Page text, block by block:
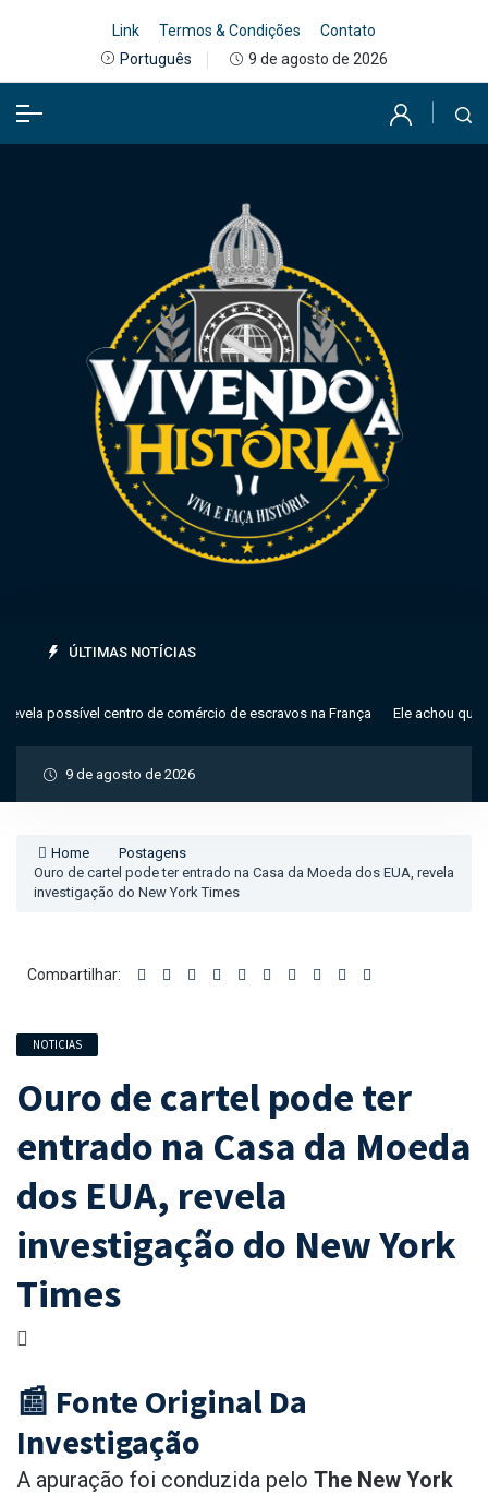
Link Termos & Condições
Contato
Português
9 de agosto de 2026
ÚLTIMAS NOTÍCIAS
possível centro de comércio de escravos na França Ele achou que
9 de agosto de 2026
Home
Postagens
Ouro de cartel pode ter entrado na Casa da Moeda dos EUA, revela
investigação do New York Times
Compartilhar:
NOTICIAS
Ouro de cartel pode ter
entrado na Casa da Moeda
dos EUA, revela
investigação do New York
Times
📰 Fonte Original Da
Investigação
A apuração foi conduzida pelo The New York